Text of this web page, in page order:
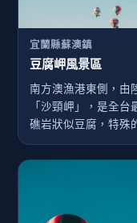
宜蘭縣蘇澳鎮
豆腐岬風景區
南方澳漁港東側，由
「沙頸岬」，是全
礁岩狀似豆腐，特殊
規劃豐富設施，讓遊
潛之好去處，鄰近的
都是瑰麗奇景。豆腐